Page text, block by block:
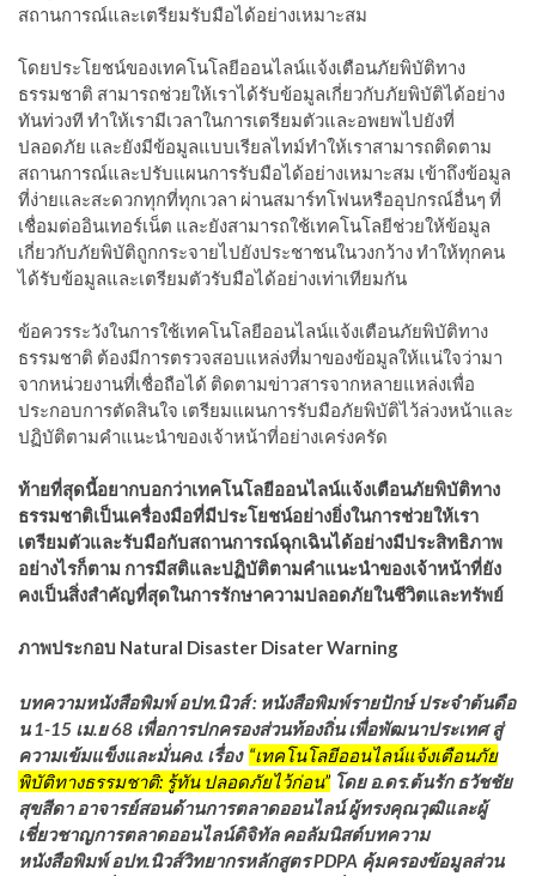
สถานการณ์และเตรียมรับมือได้อย่างเหมาะสม
โดยประโยชน์ของเทคโนโลยีออนไลน์แจ้งเตือนภัยพิบัติทาง
ธรรมชาติ สามารถช่วยให้เราได้รับข้อมูลเกี่ยวกับภัยพิบัติได้อย่าง
ทันท่วงที ทำให้เรามีเวลาในการเตรียมตัวและอพยพไปยังที่
ปลอดภัย และยังมีข้อมูลแบบเรียลไทม์ทำให้เราสามารถติดตาม
สถานการณ์และปรับแผนการรับมือได้อย่างเหมาะสม เข้าถึงข้อมูล
ที่ง่ายและสะดวกทุกที่ทุกเวลา ผ่านสมาร์ทโฟนหรืออุปกรณ์อื่นๆ ที่
เชื่อมต่ออินเทอร์เน็ต และยังสามารถใช้เทคโนโลยีช่วยให้ข้อมูล
เกี่ยวกับภัยพิบัติถูกกระจายไปยังประชาชนในวงกว้าง ทำให้ทุกคน
ได้รับข้อมูลและเตรียมตัวรับมือได้อย่างเท่าเทียมกัน
ข้อควรระวังในการใช้เทคโนโลยีออนไลน์แจ้งเตือนภัยพิบัติทาง
ธรรมชาติ ต้องมีการตรวจสอบแหล่งที่มาของข้อมูลให้แน่ใจว่ามา
จากหน่วยงานที่เชื่อถือได้ ติดตามข่าวสารจากหลายแหล่งเพื่อ
ประกอบการตัดสินใจ เตรียมแผนการรับมือภัยพิบัติไว้ล่วงหน้าและ
ปฏิบัติตามคำแนะนำของเจ้าหน้าที่อย่างเคร่งครัด
ท้ายที่สุดนี้อยากบอกว่าเทคโนโลยีออนไลน์แจ้งเตือนภัยพิบัติทาง
ธรรมชาติเป็นเครื่องมือที่มีประโยชน์อย่างยิ่งในการช่วยให้เรา
เตรียมตัวและรับมือกับสถานการณ์ฉุกเฉินได้อย่างมีประสิทธิภาพ
อย่างไรก็ตาม การมีสติและปฏิบัติตามคำแนะนำของเจ้าหน้าที่ยัง
คงเป็นสิ่งสำคัญที่สุดในการรักษาความปลอดภัยในชีวิตและทรัพย์
ภาพประกอบ Natural Disaster Disater Warning
บทความหนังสือพิมพ์ อปท.นิวส์ : หนังสือพิมพ์รายปักษ์ ประจำต้นดือ
น 1-15 เม.ย 68 เพื่อการปกครองส่วนท้องถิ่น เพื่อพัฒนาประเทศ สู่
ความเข้มแข็งและมั่นคง. เรื่อง “เทคโนโลยีออนไลน์แจ้งเตือนภัย
พิบัติทางธรรมชาติ: รู้ทัน ปลอดภัยไว้ก่อน”โดย อ.ดร.ต้นรัก ธวัชชัย
สุขสีดา อาจารย์สอนด้านการตลาดออนไลน์ ผู้ทรงคุณวุฒิและผู้
เชี่ยวชาญการตลาดออนไลน์ดิจิทัล คอลัมนิสต์บทความ
หนังสือพิมพ์ อปท.นิวส์วิทยากรหลักสูตร PDPA คุ้มครองข้อมูลส่วน